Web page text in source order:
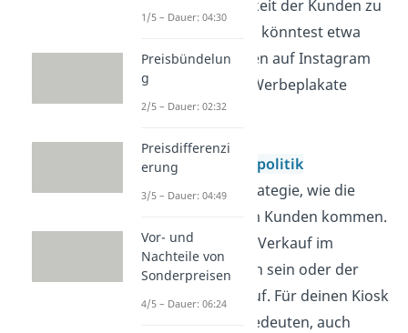
Aufmerksamkeit der Kunden zu
gewinnen. Du könntest etwa
Rabattaktionen auf Instagram
posten oder Werbeplakate
aufhängen.
Distributionspolitik
Das ist die Strategie, wie die
Produkte zum Kunden kommen.
Das kann der Verkauf im
eigenen Laden sein oder der
Online-Verkauf. Für deinen Kiosk
könnte das bedeuten, auch
1/5 – Dauer: 04:30
Preisbündelun
g
2/5 – Dauer: 02:32
Preisdifferenzi
erung
3/5 – Dauer: 04:49
Vor- und
Nachteile von
Sonderpreisen
4/5 – Dauer: 06:24